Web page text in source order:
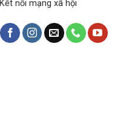
Kết nối mạng xã hội